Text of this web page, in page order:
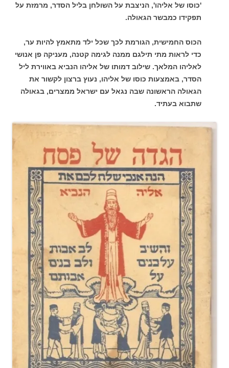
'כוסו של אליהו', הניצבת על השולחן בליל הסדר, מרמזת על
תפקידו כמבשר הגאולה.
הכוס החמישית, הגורמת לכך שכל ילד מתאמץ להיות ער,
כדי לראות מתי תילגם ממנה לגימה קטנה, מעניקה פן אנושי
לאליהו המלאך. שילוב דמותו של אליהו הנביא באווירת ליל
הסדר, באמצעות כוסו של אליהו, נעוץ ברצון לקשור את
הגאולה הראשונה שבה נגאל עם ישראל ממצרים, בגאולה
שתבוא בעתיד.